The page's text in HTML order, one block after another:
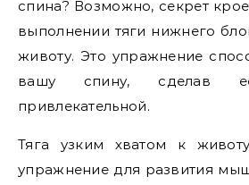
спина? Возможно, секрет
выполнении тяги нижнего
животу. Это упражнение
вашу спину, сделав
привлекательной.
Тяга узким хватом к
упражнение для развития